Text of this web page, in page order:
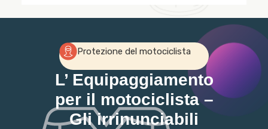
Protezione del motociclista
L’ Equipaggiamento
per il motociclista –
Gli irrinunciabili